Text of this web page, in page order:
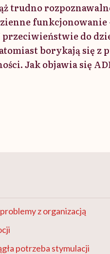
trudno
funkcjonowanie
do
borykają się z
Jak objawia się
z organizacją
potrzeba stymulacji